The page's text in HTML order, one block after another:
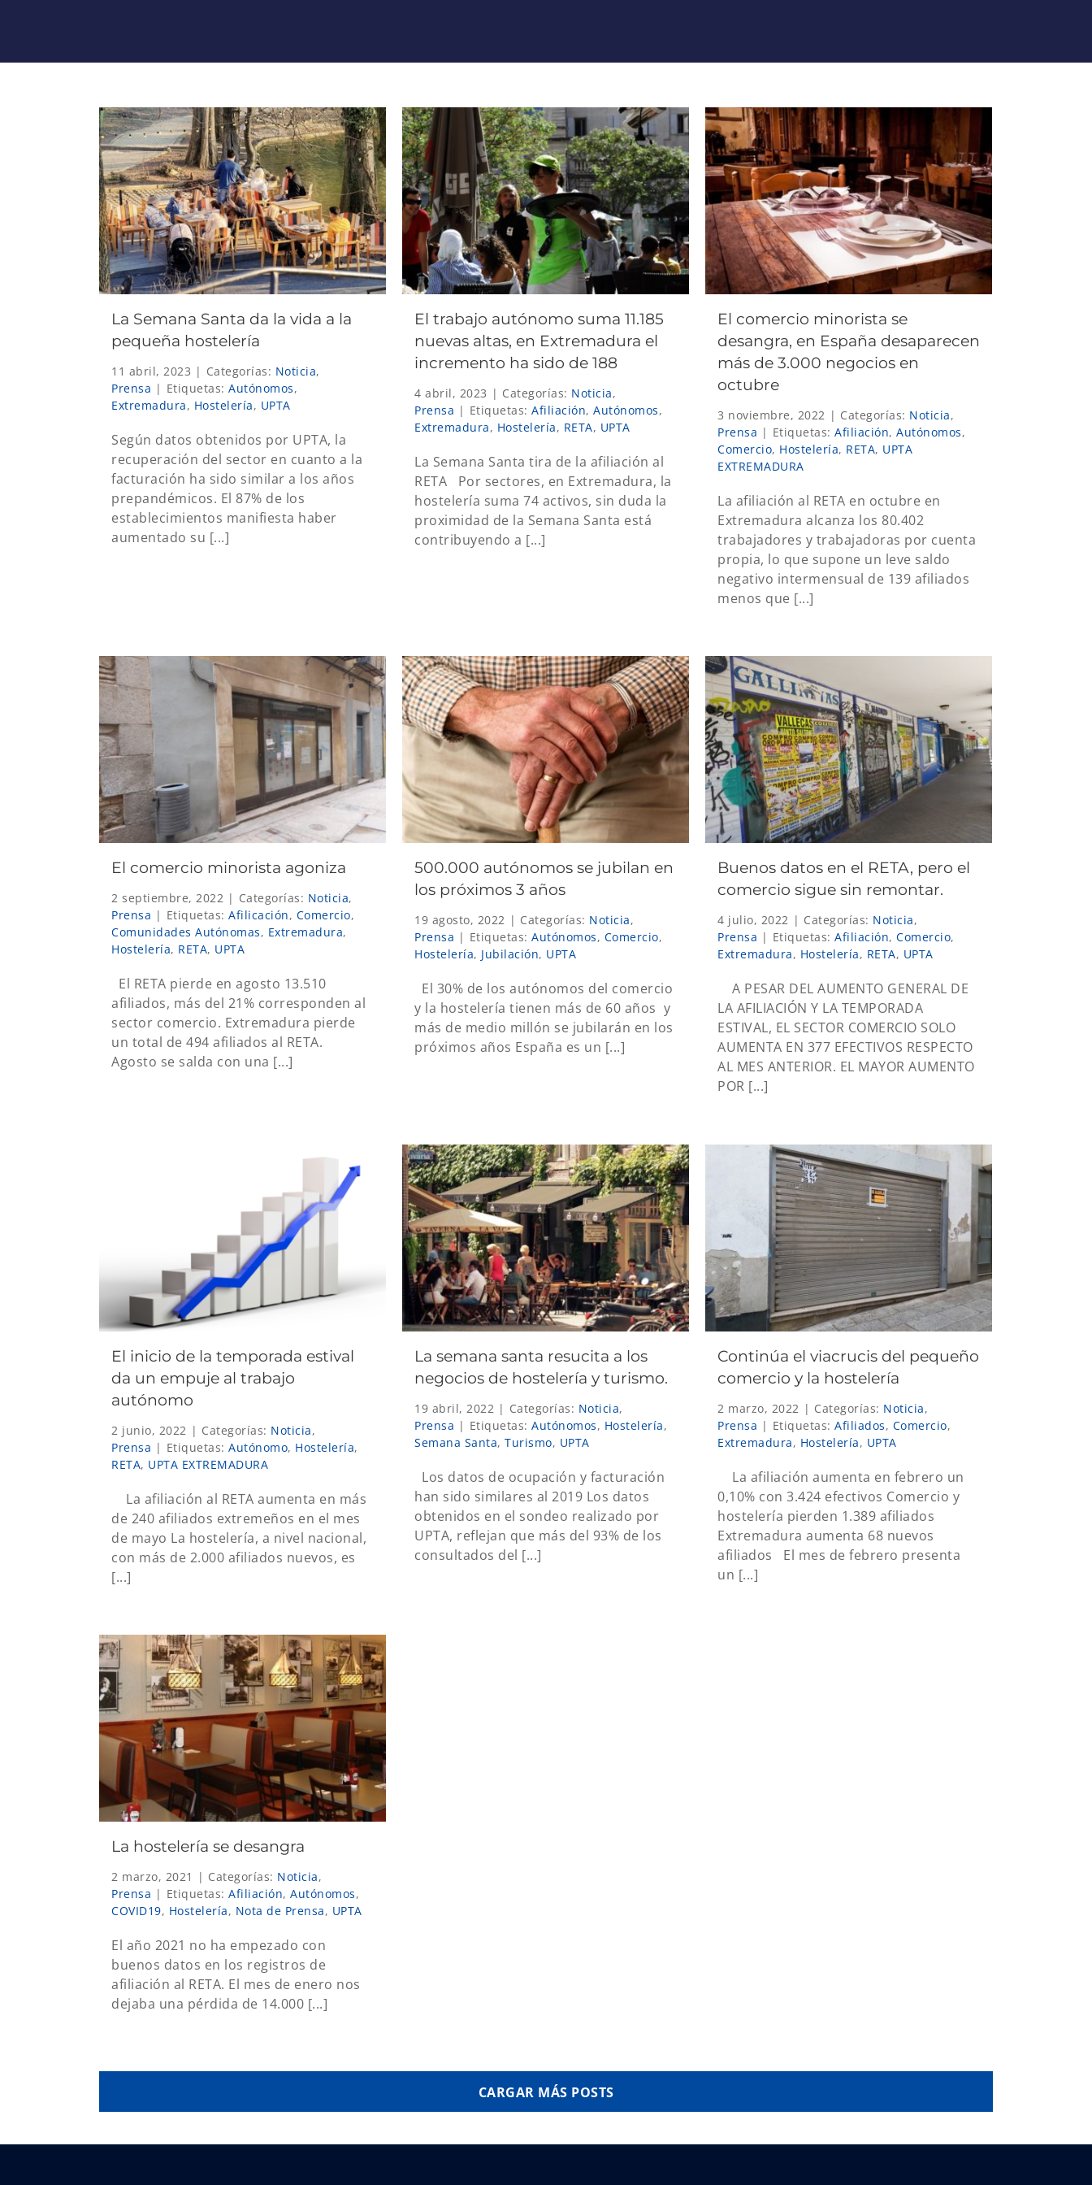
La Semana Santa da la vida a la
pequeña hostelería
11 abril, 2023 | Categorías: Noticia,
Prensa | Etiquetas: Autónomos,
Extremadura, Hostelería, UPTA
Según datos obtenidos por UPTA, la
recuperación del sector en cuanto a la
facturación ha sido similar a los años
prepandémicos. El 87% de los
establecimientos manifiesta haber
aumentado su [...]
El trabajo autónomo suma 11.185
nuevas altas, en Extremadura el
incremento ha sido de 188
4 abril, 2023 | Categorías: Noticia,
Prensa | Etiquetas: Afiliación, Autónomos,
Extremadura, Hostelería, RETA, UPTA
La Semana Santa tira de la afiliación al
RETA Por sectores, en Extremadura, la
hostelería suma 74 activos, sin duda la
proximidad de la Semana Santa está
contribuyendo a [...]
El comercio minorista se
desangra, en España desaparecen
más de 3.000 negocios en
octubre
3 noviembre, 2022 | Categorías: Noticia,
Prensa | Etiquetas: Afiliación, Autónomos,
Comercio, Hostelería, RETA, UPTA
EXTREMADURA
La afiliación al RETA en octubre en
Extremadura alcanza los 80.402
trabajadores y trabajadoras por cuenta
propia, lo que supone un leve saldo
negativo intermensual de 139 afiliados
menos que [...]
El comercio minorista agoniza
2 septiembre, 2022 | Categorías: Noticia,
Prensa | Etiquetas: Afilicación, Comercio,
Comunidades Autónomas, Extremadura,
Hostelería, RETA, UPTA
El RETA pierde en agosto 13.510
afiliados, más del 21% corresponden al
sector comercio. Extremadura pierde
un total de 494 afiliados al RETA.
Agosto se salda con una [...]
500.000 autónomos se jubilan en
los próximos 3 años
19 agosto, 2022 | Categorías: Noticia,
Prensa | Etiquetas: Autónomos, Comercio,
Hostelería, Jubilación, UPTA
El 30% de los autónomos del comercio
y la hostelería tienen más de 60 años y
más de medio millón se jubilarán en los
próximos años España es un [...]
Buenos datos en el RETA, pero el
comercio sigue sin remontar.
4 julio, 2022 | Categorías: Noticia,
Prensa | Etiquetas: Afiliación, Comercio,
Extremadura, Hostelería, RETA, UPTA
A PESAR DEL AUMENTO GENERAL DE
LA AFILIACIÓN Y LA TEMPORADA
ESTIVAL, EL SECTOR COMERCIO SOLO
AUMENTA EN 377 EFECTIVOS RESPECTO
AL MES ANTERIOR. EL MAYOR AUMENTO
POR [...]
El inicio de la temporada estival
da un empuje al trabajo
autónomo
2 junio, 2022 | Categorías: Noticia,
Prensa | Etiquetas: Autónomo, Hostelería,
RETA, UPTA EXTREMADURA
La afiliación al RETA aumenta en más
de 240 afiliados extremeños en el mes
de mayo La hostelería, a nivel nacional,
con más de 2.000 afiliados nuevos, es
[...]
La semana santa resucita a los
negocios de hostelería y turismo.
19 abril, 2022 | Categorías: Noticia,
Prensa | Etiquetas: Autónomos, Hostelería,
Semana Santa, Turismo, UPTA
Los datos de ocupación y facturación
han sido similares al 2019 Los datos
obtenidos en el sondeo realizado por
UPTA, reflejan que más del 93% de los
consultados del [...]
Continúa el viacrucis del pequeño
comercio y la hostelería
2 marzo, 2022 | Categorías: Noticia,
Prensa | Etiquetas: Afiliados, Comercio,
Extremadura, Hostelería, UPTA
La afiliación aumenta en febrero un
0,10% con 3.424 efectivos Comercio y
hostelería pierden 1.389 afiliados
Extremadura aumenta 68 nuevos
afiliados El mes de febrero presenta
un [...]
La hostelería se desangra
2 marzo, 2021 | Categorías: Noticia,
Prensa | Etiquetas: Afiliación, Autónomos,
COVID19, Hostelería, Nota de Prensa, UPTA
El año 2021 no ha empezado con
buenos datos en los registros de
afiliación al RETA. El mes de enero nos
dejaba una pérdida de 14.000 [...]
CARGAR MÁS POSTS